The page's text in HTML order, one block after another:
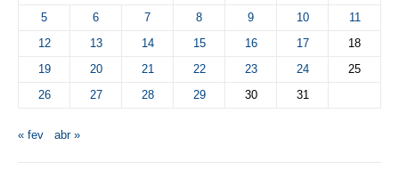
5
6 7 8 9 10
11
12
13 14 15 16 17
18
19
20 21 22 23 24
25
26
27 28 29 30 31
« fev abr »